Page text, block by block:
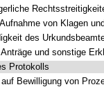
von Klagen
des
und sonstige Erklärungen, die für
Protokolls
auf Bewilligung von